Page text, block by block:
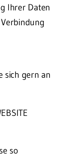
Ihrer Daten
sich gern an
so